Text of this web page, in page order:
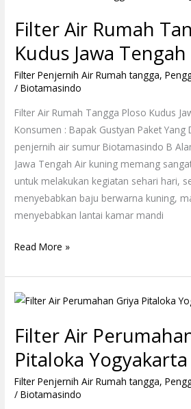
Filter Air Rumah
Kudus Jawa Tengah
Filter Penjernih Air Rumah tangga,
/Biotamasindo
Filter Air Rumah Tangga Ploso Kudus
Konsumen : Bapak Gustyan Paket Yang
penjernih air sumur Biotamasindo B
Jawa Tengah Air kuning memang
untuk melakukan kegiatan sehari hari,
menyebabkan baju berwarna kuning,
menyebabkan lantai kamar mandi
Rumah
Tangga
Ploso
Kudus
Jawa
Tengah
Read More »
Filter Air
Pitaloka Yogyakarta
Filter Penjernih Air Rumah tangga,
/Biotamasindo
Filter
Perumahan
Griya
Pitaloka
Yogyakarta